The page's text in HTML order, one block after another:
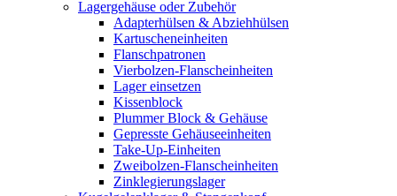
Lagergehäuse oder Zubehör
Adapterhülsen & Abziehhülsen
Kartuscheneinheiten
Flanschpatronen
Vierbolzen-Flanscheinheiten
Lager einsetzen
Kissenblock
Plummer Block & Gehäuse
Gepresste Gehäuseeinheiten
Take-Up-Einheiten
Zweibolzen-Flanscheinheiten
Zinklegierungslager